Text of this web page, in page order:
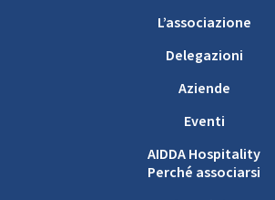
L’associazione
Delegazioni
Aziende
Eventi
AIDDA Hospitality
Perché associarsi